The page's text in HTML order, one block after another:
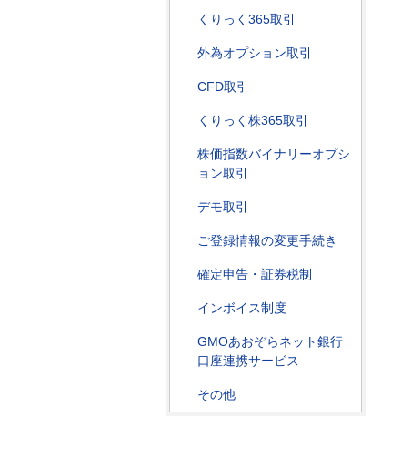
くりっく365取引
外為オプション取引
CFD取引
くりっく株365取引
株価指数バイナリーオプシ
ョン取引
デモ取引
ご登録情報の変更手続き
確定申告・証券税制
インボイス制度
GMOあおぞらネット銀行
口座連携サービス
その他